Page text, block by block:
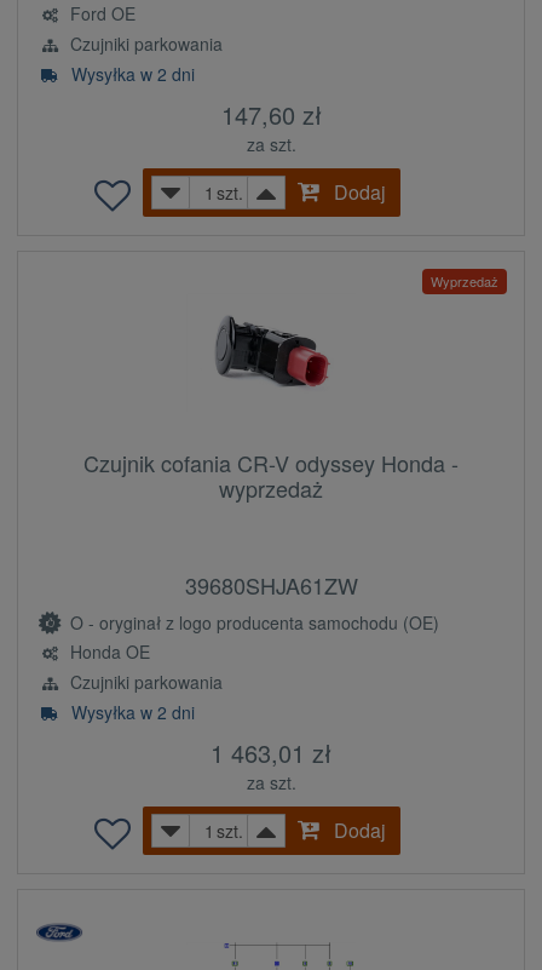
Ford OE
Czujniki parkowania
Wysyłka w 2 dni
147,60 zł
za szt.
szt.
Dodaj
Wyprzedaż
Czujnik cofania CR-V odyssey Honda -
wyprzedaż
39680SHJA61ZW
O - oryginał z logo producenta samochodu (OE)
Honda OE
Czujniki parkowania
Wysyłka w 2 dni
1 463,01 zł
za szt.
szt.
Dodaj